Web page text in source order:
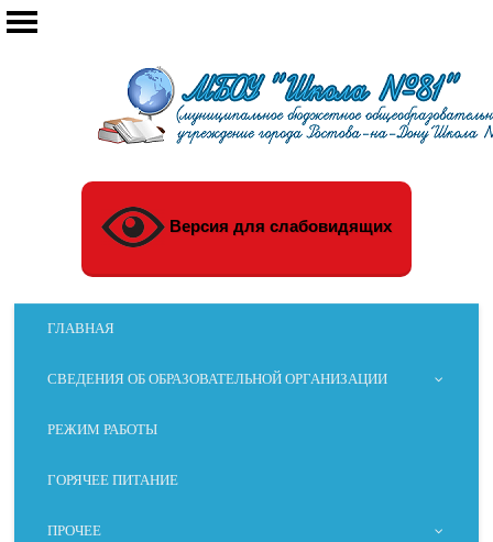
Версия для слабовидящих
ГЛАВНАЯ
СВЕДЕНИЯ ОБ ОБРАЗОВАТЕЛЬНОЙ ОРГАНИЗАЦИИ
РЕЖИМ РАБОТЫ
ГОРЯЧЕЕ ПИТАНИЕ
ПРОЧЕЕ